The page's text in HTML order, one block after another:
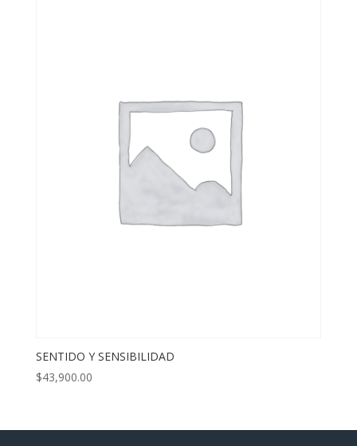
SENTIDO Y SENSIBILIDAD
$43,900.00